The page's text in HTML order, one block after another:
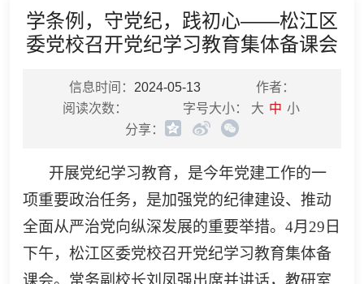
学条例，守党纪，践初心——松江区
委党校召开党纪学习教育集体备课会
信息时间： 2024-05-13
作者：
阅读次数：
字号大小： 大 中 小
分享：
开展党纪学习教育，是今年党建工作的一
项重要政治任务，是加强党的纪律建设、推动
全面从严治党向纵深发展的重要举措。4月29日
下午，松江区委党校召开党纪学习教育集体备
课会。常务副校长刘凤强出席并讲话，教研室